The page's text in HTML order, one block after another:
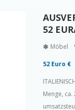
52
Möbel
52 Euro €
Menge,